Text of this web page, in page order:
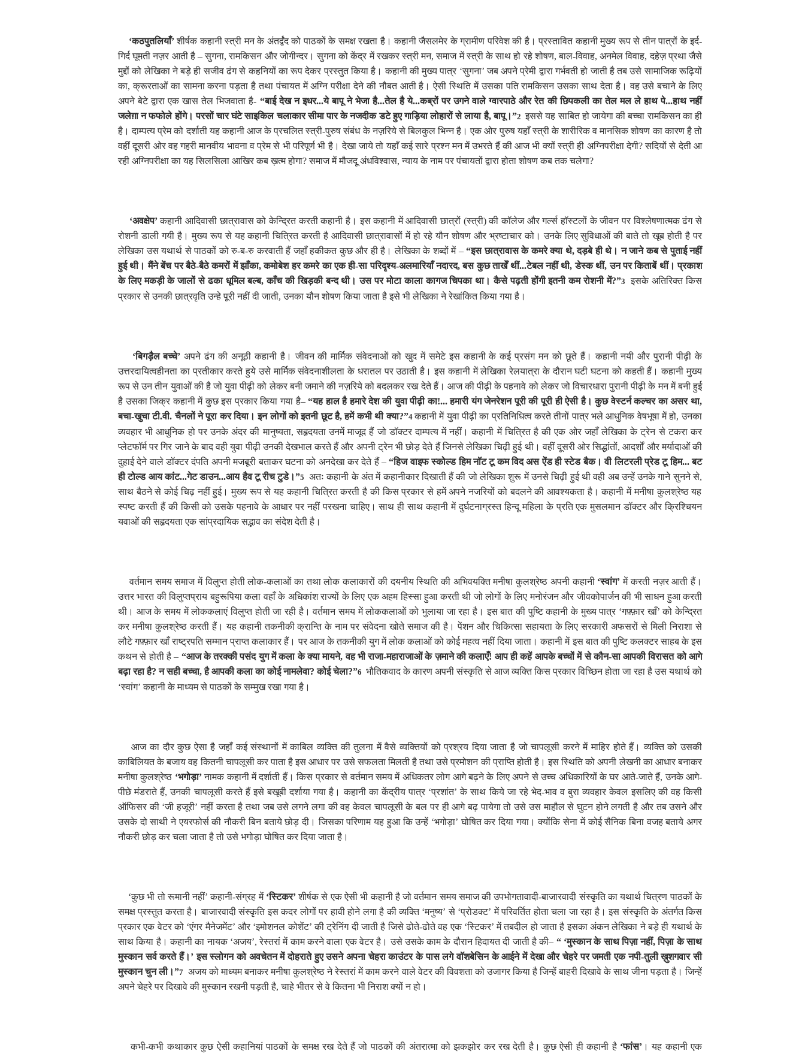
‘कठपुतलियाँ’शीर्षक कहानी स्त्री मन के अंतर्द्वंद को पाठकों के समक्ष रखता है। कहानी जैसलमेर के ग्रामीण परिवेश की है। प्रस्तावित कहानी मुख्य रूप से तीन पात्रों के इर्द-
गिर्द घूमती नज़र आती है –सुगना, रामकिसन और जोगीन्दर। सुगना को केंद्र में रखकर स्त्री मन, समाज में स्त्री के साथ हो रहे शोषण,बाल-विवाह,अनमेल विवाह,दहेज़ प्रथा जैसे
मुद्दों को लेखिका ने बड़े ही सजीव ढंग से कहनियों का रूप देकर प्रस्तुत किया है। कहानी की मुख्य पात्र ‘सुगना’जब अपने प्रेमी द्वारा गर्भवती हो जाती है तब उसे सामाजिक रूढ़ियों
का, क्रूरताओं का सामना करना पड़ता है तथा पंचायत में अग्नि परीक्षा देने की नौबत आती है। ऐसी स्थिति में उसका पति रामकिसन उसका साथ देता है। वह उसे बचाने के लिए
अपने बेटे द्वारा एक खास तेल भिजवाता है- “बाई देख न इधर...ये बापू ने भेजा है...तेल है ये...कब्रों पर उगने वाले ग्वारपाठे और रेत की छिपकली का तेल मल ले हाथ पे...हाथ नहीं
जलेग़ा न फफोले होंगे। परसों चार घंटे साइकिल चलाकार सीमा पार के नजदीक डटे हुए गाड़िया लोहारों से लाया है,बापू।”2 इससे यह साबित हो जायेगा की बच्चा रामकिसन का ही
है। दाम्पत्य प्रेम को दर्शाती यह कहानी आज के प्रचलित स्त्री-पुरुष संबंध के नज़रिये से बिलकुल भिन्न है। एक ओर पुरुष यहाँ स्त्री के शारीरिक व मानसिक शोषण का कारण है तो
वहीं दूसरी ओर वह गहरी मानवीय भावना व प्रेम से भी परिपूर्ण भी है। देखा जाये तो यहाँ कई सारे प्रश्न मन में उभरते हैं की आज भी क्यों स्त्री ही अग्निपरीक्षा देगी?सदियों से देती आ
रही अग्निपरीक्षा का यह सिलसिला आखिर कब ख़त्म होगा?समाज में मौजदू अंधविश्वास,न्याय के नाम पर पंचायतों द्वारा होता शोषण कब तक चलेगा?
‘अवक्षेप’कहानी आदिवासी छात्रावास को केन्द्रित करती कहानी है। इस कहानी में आदिवासी छात्रों (स्त्री) की कॉलेज और गर्ल्स हॉस्टलों के जीवन पर विश्लेषणात्मक ढंग से
रोशनी डाली गयी है। मुख्य रूप से यह कहानी चित्रित करती है आदिवासी छात्रावासों में हो रहे यौन शोषण और भ्रष्टाचार को। उनके लिए सुविधाओं की बाते तो खूब होती है पर
लेखिका उस यथार्थ से पाठकों को रु-ब-रु करवाती हैं जहाँ हकीकत कुछ और ही है। लेखिका के शब्दों में – “इस छात्रावास के कमरे क्या थे,दड़बे ही थे। न जाने कब से पुताई नहीं
हुई थी। मैंने बेंच पर बैठे-बैठे कमरों में झाँका,कमोबेश हर कमरे का एक ही-सा परिदृश्य-अलमारियाँ नदारद,बस कुछ ताखेँ थीं...टेबल नहीं थी, डेस्क थीं, उन पर किताबें थीं। प्रकाश
के लिए मकड़ी के जालों से ढका धूमिल बल्ब, काँच की खिड़की बन्द थी। उस पर मोटा काला कागज चिपका था। कैसे पढ़ती होंगी इतनी कम रोशनी में?”3
इसके अतिरिक्त किस
प्रकार से उनकी छात्रवृति उन्हे पूरी नहीं दी जाती, उनका यौन शोषण किया जाता है इसे भी लेखिका ने रेखांकित किया गया है।
‘बिगड़ैल बच्चे’ अपने ढंग की अनूठी कहानी है। जीवन की मार्मिक संवेदनाओं को खुद में समेटे इस कहानी के कई प्रसंग मन को छूते हैं। कहानी नयी और पुरानी पीढ़ी के
उत्तरदायित्वहीनता का प्रतीकार करते हुये उसे मार्मिक संवेदनाशीलता के धरातल पर उठाती है। इस कहानी में लेखिका रेलयात्रा के दौरान घटी घटना को कहती हैं। कहानी मुख्य
रूप से उन तीन युवाओं की है जो युवा पीढ़ी को लेकर बनी जमाने की नज़रिये को बदलकर रख देते हैं। आज की पीढ़ी के पहनावे को लेकर जो विचारधारा पुरानी पीढ़ी के मन में बनी हुई
है उसका जिक्र कहानी में कुछ इस प्रकार किया गया है–“यह हाल है हमारे देश की युवा पीढ़ी का!... हमारी यंग जेनरेशन पूरी की पूरी ही ऐसी है। कुछ वेस्टर्न कल्चर का असर था,
बचा-खुचा टी.वी. चैनलों ने पूरा कर दिया। इन लोगों को इतनी छूट है,हमें कभी थी क्या?”4कहानी में युवा पीढ़ी का प्रतिनिधित्व करते तीनों पात्र भले आधुनिक वेषभूषा में हो, उनका
व्यवहार भी आधुनिक हो पर उनके अंदर की मानुष्यता, सहृदयता उनमें माजूद हैं जो डॉक्टर दाम्पत्य में नहीं। कहानी में चित्रित है की एक ओर जहाँ लेखिका के ट्रेन से टकरा कर
प्लेटफॉर्म पर गिर जाने के बाद वही युवा पीढ़ी उनकी देखभाल करते हैं और अपनी ट्रेन भी छोड़ देते हैं जिनसे लेखिका चिढ़ी हुई थी। वहीं दूसरी ओर सिद्धांतों, आदर्शों और मर्यादाओं की
दुहाई देने वाले डॉक्टर दंपति अपनी मजबूरी बताकर घटना को अनदेखा कर देते हैं –“हिज वाइफ स्कोल्ड हिम नॉट टू कम विद अस ऐंड ही स्टेड बैक। वी लिटरली प्रेड टू हिम... बट
ही टोल्ड आय कांट...गेट डाउन...आय हैव टू रीच टुडे।”5 अतः कहानी के अंत में कहानीकार दिखाती हैं की जो लेखिका शुरू में उनसे चिढ़ी हुई थी वही अब उन्हें उनके गाने सुनने से,
साथ बैठने से कोई चिढ़ नहीं हुई। मुख्य रूप से यह कहानी चित्रित करती है की किस प्रकार से हमें अपने नजरियों को बदलने की आवश्यकता है। कहानी में मनीषा कुलश्रेष्ठ यह
स्पष्ट करती हैं की किसी को उसके पहनावे के आधार पर नहीं परखना चाहिए। साथ ही साथ कहानी में दुर्घटनाग्रस्त हिन्दू महिला के प्रति एक मुसलमान डॉक्टर और क्रिश्चियन
यवाओं की सहृदयता एक सांप्रदायिक सद्भाव का संदेश देती है।
वर्तमान समय समाज में विलुप्त होती लोक-कलाओं का तथा लोक कलाकारों की दयनीय स्थिति की अभिवयक्ति मनीषा कुलश्रेष्ठ अपनी कहानी ‘स्वांग’ में करती नज़र आती हैं।
उत्तर भारत की विलुप्तप्राय बहुरूपिया कला वहाँ के अधिकांश राज्यों के लिए एक अहम हिस्सा हुआ करती थी जो लोगों के लिए मनोरंजन और जीवकोपार्जन की भी साधन हुआ करती
थी। आज के समय में लोककलाएं विलुप्त होती जा रही है। वर्तमान समय में लोककलाओं को भुलाया जा रहा है। इस बात की पुष्टि कहानी के मुख्य पात्र ‘गफ़्फ़ार खाँ’ को केन्द्रित
कर मनीषा कुलश्रेष्ठ करती हैं। यह कहानी तकनीकी क्रान्ति के नाम पर संवेदना खोते समाज की है। पेंशन और चिकित्सा सहायता के लिए सरकारी अफसरों से मिली निराशा से
लौटे गफ़्फ़ार खाँ राष्ट्रपति सम्मान प्राप्त कलाकार हैं। पर आज के तकनीकी युग में लोक कलाओं को कोई महत्व नहीं दिया जाता। कहानी में इस बात की पुष्टि कलक्टर साहब के इस
कथन से होती है – “आज के तरक्की पसंद युग में कला के क्या मायने,वह भी राजा-महाराजाओं के ज़माने की कलाएँ! आप ही कहें आपके बच्चों में से कौन-सा आपकी विरासत को आगे
बढ़ा रहा है?न सही बच्चा,है आपकी कला का कोई नामलेवा?कोई चेला?”6 भौतिकवाद के कारण अपनी संस्कृति से आज व्यक्ति किस प्रकार विच्छिन होता जा रहा है उस यथार्थ को
‘स्वांग’ कहानी के माध्यम से पाठकों के सम्मुख रखा गया है।
आज का दौर कुछ ऐसा है जहाँ कई संस्थानों में काबिल व्यक्ति की तुलना में वैसे व्यक्तियों को प्रश्रय दिया जाता है जो चापलूसी करने में माहिर होते हैं। व्यक्ति को उसकी
काबिलियत के बजाय वह कितनी चापलूसी कर पाता है इस आधार पर उसे सफलता मिलती है तथा उसे प्रमोशन की प्राप्ति होती है। इस स्थिति को अपनी लेखनी का आधार बनाकर
मनीषा कुलश्रेष्ठ ‘भगोड़ा’नामक कहानी में दर्शाती हैं। किस प्रकार से वर्तमान समय में अधिकतर लोग आगे बढ़ने के लिए अपने से उच्च अधिकारियों के घर आते-जाते हैं,उनके आगे-
पीछे मंडराते हैं, उनकी चापलूसी करते हैं इसे बखूबी दर्शाया गया है। कहानी का केंद्रीय पात्र ‘प्रशांत’के साथ किये जा रहे भेद-भाव व बुरा व्यवहार केवल इसलिए की वह किसी
ऑफिसर की ‘जी हजूरी’ नहीं करता है तथा जब उसे लगने लगा की वह केवल चापलूसी के बल पर ही आगे बढ़ पायेगा तो उसे उस माहौल से घुटन होने लगती है और तब उसने और
उसके दो साथी ने एयरफोर्स की नौकरी बिन बताये छोड़ दी। जिसका परिणाम यह हुआ कि उन्हें ‘भगोड़ा’ घोषित कर दिया गया। क्योंकि सेना में कोई सैनिक बिना वजह बताये अगर
नौकरी छोड़ कर चला जाता है तो उसे भगोड़ा घोषित कर दिया जाता है।
‘कुछ भी तो रूमानी नहीं’ कहानी-संग्रह में ‘स्टिकर’शीर्षक से एक ऐसी भी कहानी है जो वर्तमान समय समाज की उपभोगतावादी-बाजारवादी संस्कृति का यथार्थ चित्रण पाठकों के
समक्ष प्रस्तुत करता है। बाजारवादी संस्कृति इस कदर लोगों पर हावी होने लगा है की व्यक्ति ‘मनुष्य’ से ‘प्रोडक्ट’ में परिवर्तित होता चला जा रहा है। इस संस्कृति के अंतर्गत किस
प्रकार एक वेटर को ‘एंगर मैनेजमेंट’ और ‘इमोशनल कोशेंट’ की ट्रेनिंग दी जाती है जिसे ढोते-ढोते वह एक ‘स्टिकर’ में तबदील हो जाता है इसका अंकन लेखिका ने बड़े ही यथार्थ के
साथ किया है। कहानी का नायक ‘अजय’,रेस्तरां में काम करने वाला एक वेटर है। उसे उसके काम के दौरान हिदायत दी जाती है की– “ ‘मुस्कान के साथ पिज़ा नहीं,पिज़ा के साथ
मुस्कान सर्व करते हैं।’ इस स्लोगन को अवचेतन में दोहराते हुए उसने अपना चेहरा काउंटर के पास लगे वॉशबेसिन के आईने में देखा और चेहरे पर जमती एक नपी-तुली ख़ुशगवार सी
मुस्कान चुन ली।”7 अजय को माध्यम बनाकर मनीषा कुलश्रेष्ठ ने रेस्तरां में काम करने वाले वेटर की विवशता को उजागर किया है जिन्हें बाहरी दिखावे के साथ जीना पड़ता है। जिन्हें
अपने चेहरे पर दिखावे की मुस्कान रखनी पड़ती है, चाहे भीतर से वे कितना भी निराश क्यों न हो।
कभी-कभी कथाकार कुछ ऐसी कहानियां पाठकों के समक्ष रख देते हैं जो पाठकों की अंतरात्मा को झकझोर कर रख देती है। कुछ ऐसी ही कहानी है‘फांस’। यह कहानी एक